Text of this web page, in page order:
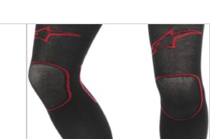
Dette
vare
har
flere
varianter.
Mulighederne